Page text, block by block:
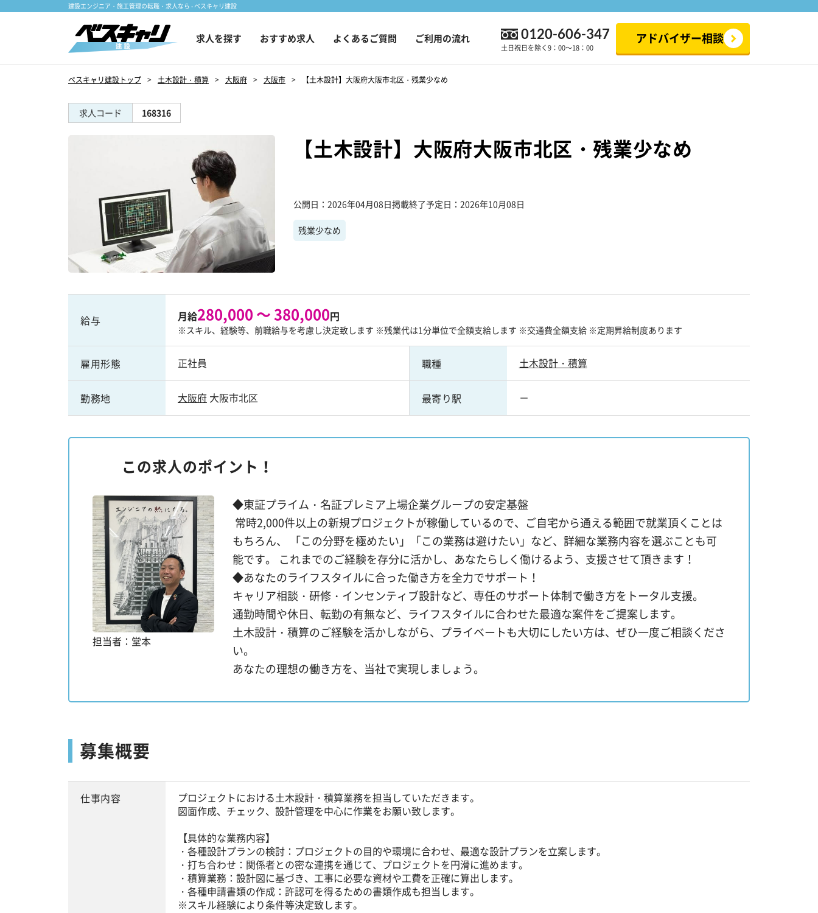
建設エンジニア・施工管理の転職・求人なら - ベスキャリ建設
求人を探す おすすめ求人 よくあるご質問 ご利用の流れ 0120-606-347
土日祝日を除く9：00～18：00
アドバイザー相談
ベスキャリ建設トップ 土木設計・積算 大阪府 大阪市 【土木設計】大阪府大阪市北区・残業少なめ
求人コード 168316
【土木設計】大阪府大阪市北区・残業少なめ
公開日 2026年04月08日掲載終了予定日 2026年10月08日
残業少なめ
給与 月給280,000 ～ 380,000円
※スキル、経験等、前職給与を考慮し決定致します ※残業代は1分単位で全額支給します ※交通費全額支給 ※定期昇給制度あります
雇用形態 正社員 職種 土木設計・積算
勤務地 大阪府 大阪市北区 最寄り駅 －
この求人のポイント！
◆東証プライム・名証プレミア上場企業グループの安定基盤
常時2,000件以上の新規プロジェクトが稼働しているので、ご自宅から通える範囲で就業頂くことは
もちろん、 「この分野を極めたい」「この業務は避けたい」など、詳細な業務内容を選ぶことも可
能です。 これまでのご経験を存分に活かし、あなたらしく働けるよう、支援させて頂きます！
◆あなたのライフスタイルに合った働き方を全力でサポート！
キャリア相談・研修・インセンティブ設計など、専任のサポート体制で働き方をトータル支援。
通勤時間や休日、転勤の有無など、ライフスタイルに合わせた最適な案件をご提案します。
土木設計・積算のご経験を活かしながら、プライベートも大切にしたい方は、ぜひ一度ご相談くださ
い。
あなたの理想の働き方を、当社で実現しましょう。
担当者：堂本
募集概要
仕事内容
プロジェクトにおける土木設計・積算業務を担当していただきます。
図面作成、チェック、設計管理を中心に作業をお願い致します。
【具体的な業務内容】
・各種設計プランの検討：プロジェクトの目的や環境に合わせ、最適な設計プランを立案します。
・打ち合わせ：関係者との密な連携を通じて、プロジェクトを円滑に進めます。
・積算業務：設計図に基づき、工事に必要な資材や工費を正確に算出します。
・各種申請書類の作成：許認可を得るための書類作成も担当します。
※スキル経験により条件等決定致します。